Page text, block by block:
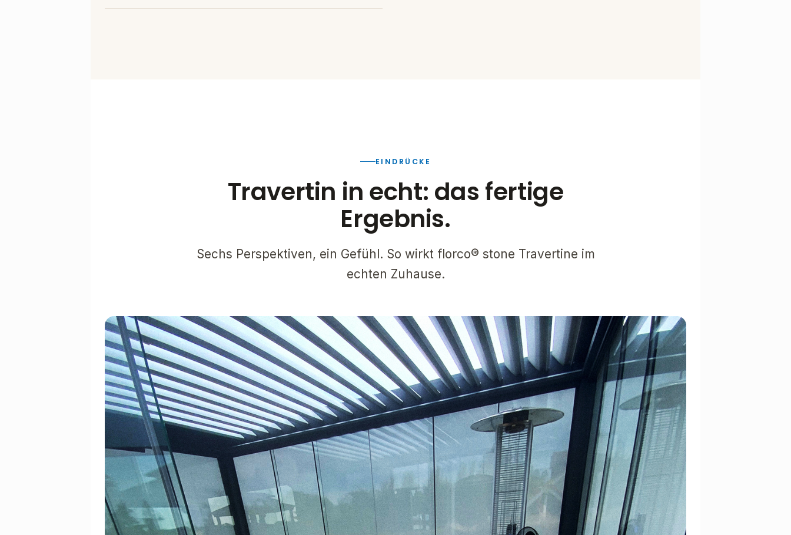
EINDRÜCKE
Travertin in echt: das fertige
Ergebnis.
Sechs Perspektiven, ein Gefühl. So wirkt florco® stone Travertine im
echten Zuhause.